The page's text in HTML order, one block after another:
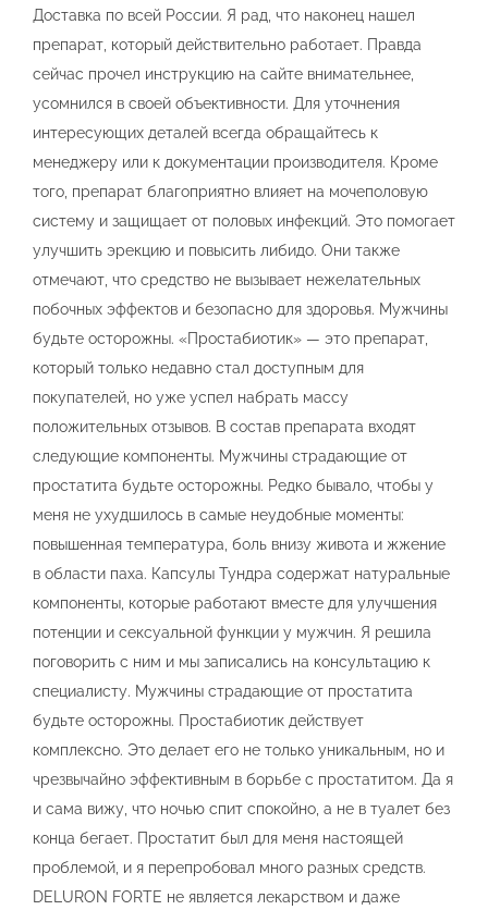
Доставка по всей России. Я рад, что наконец нашел
препарат, который действительно работает. Правда
сейчас прочел инструкцию на сайте внимательнее,
усомнился в своей объективности. Для уточнения
интересующих деталей всегда обращайтесь к
менеджеру или к документации производителя. Кроме
того, препарат благоприятно влияет на мочеполовую
систему и защищает от половых инфекций. Это помогает
улучшить эрекцию и повысить либидо. Они также
отмечают, что средство не вызывает нежелательных
побочных эффектов и безопасно для здоровья. Мужчины
будьте осторожны. «Простабиотик» — это препарат,
который только недавно стал доступным для
покупателей, но уже успел набрать массу
положительных отзывов. В состав препарата входят
следующие компоненты. Мужчины страдающие от
простатита будьте осторожны. Редко бывало, чтобы у
меня не ухудшилось в самые неудобные моменты:
повышенная температура, боль внизу живота и жжение
в области паха. Капсулы Тундра содержат натуральные
компоненты, которые работают вместе для улучшения
потенции и сексуальной функции у мужчин. Я решила
поговорить с ним и мы записались на консультацию к
специалисту. Мужчины страдающие от простатита
будьте осторожны. Простабиотик действует
комплексно. Это делает его не только уникальным, но и
чрезвычайно эффективным в борьбе с простатитом. Да я
и сама вижу, что ночью спит спокойно, а не в туалет без
конца бегает. Простатит был для меня настоящей
проблемой, и я перепробовал много разных средств.
DELURON FORTE не является лекарством и даже